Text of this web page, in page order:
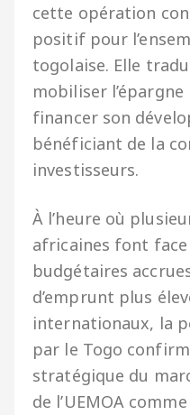
cette opération
positif pour
togolaise. Elle
mobiliser
financer son
bénéficiant de la
investisseurs.
À l’heure où
africaines font
budgétaires
d’emprunt plus
internationaux, la
par le Togo
stratégique du
de l’UEMOA